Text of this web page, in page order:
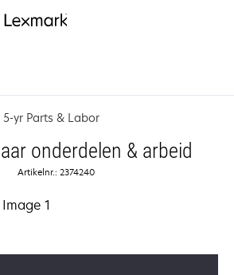
5-yr Parts & Labor
onderdelen & arbeid
Artikelnr.: 2374240